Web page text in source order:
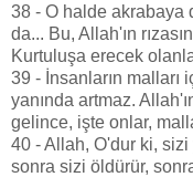
38 - O halde akrabaya
da... Bu, Allah'ın
Kurtuluşa erecek
39 - İnsanların malları
yanında artmaz.
gelince, işte onlar,
40 - Allah, O'dur ki, sizi
sonra sizi öldürür,